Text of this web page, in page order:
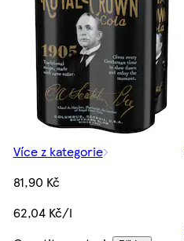
Více z kategorie
81,90 Kč
62,04 Kč/l